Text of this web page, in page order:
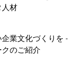
人材
業文化づくりを -
のご紹介